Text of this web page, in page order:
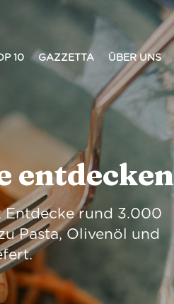
10 GAZZETTA ÜBER UNS
entdecken
Entdecke rund 3.000
Pasta, Olivenöl und